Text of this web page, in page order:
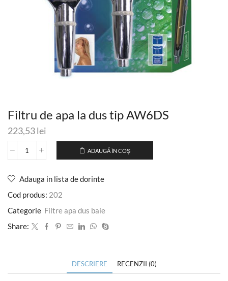
Filtru de apa la dus tip AW6DS
223,53lei
ADAUGĂ ÎN COȘ
Adauga in lista de dorinte
Cod produs: 202
Categorie Filtre apa dus baie
Share:
DESCRIERE RECENZII (0)